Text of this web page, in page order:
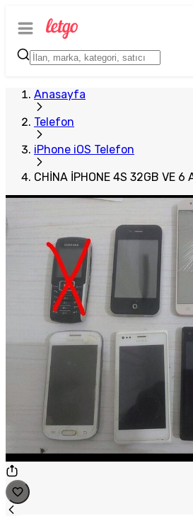
Anasayfa
Telefon
iPhone iOS Telefon
CHİNA İPHONE 4S 32GB VE 6